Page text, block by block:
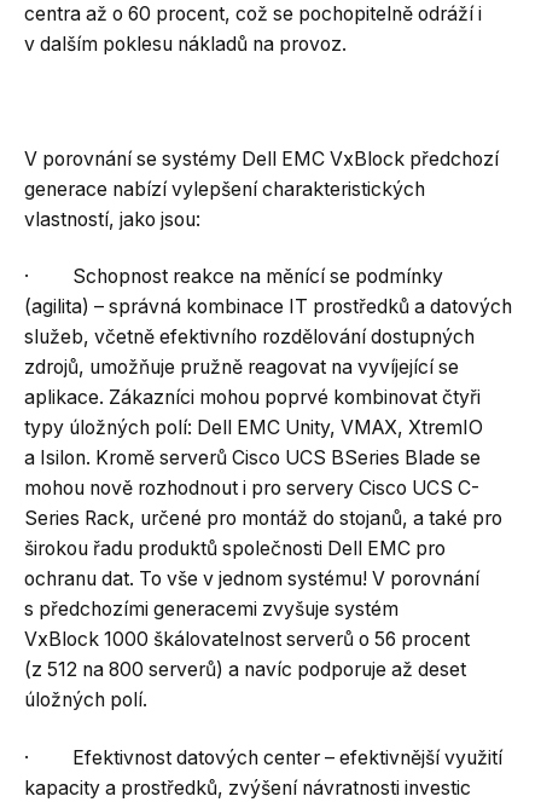
centra až o 60 procent, což se pochopitelně odráží i
v dalším poklesu nákladů na provoz.
V porovnání se systémy Dell EMC VxBlock předchozí
generace nabízí vylepšení charakteristických
vlastností, jako jsou:
· Schopnost reakce na měnící se podmínky
(agilita) – správná kombinace IT prostředků a datových
služeb, včetně efektivního rozdělování dostupných
zdrojů, umožňuje pružně reagovat na vyvíjející se
aplikace. Zákazníci mohou poprvé kombinovat čtyři
typy úložných polí: Dell EMC Unity, VMAX, XtremIO
a Isilon. Kromě serverů Cisco UCS B­Series Blade se
mohou nově rozhodnout i pro servery Cisco UCS C-
Series Rack, určené pro montáž do stojanů, a také pro
širokou řadu produktů společnosti Dell EMC pro
ochranu dat. To vše v jednom systému! V porovnání
s předchozími generacemi zvyšuje systém
VxBlock 1000 škálovatelnost serverů o 56 procent
(z 512 na 800 serverů) a navíc podporuje až deset
úložných polí.
· Efektivnost datových center – efektivnější využití
kapacity a prostředků, zvýšení návratnosti investic